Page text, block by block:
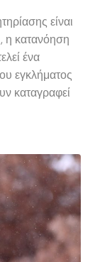
είναι
η κατανόηση
ένα
εγκλήματος
καταγραφεί